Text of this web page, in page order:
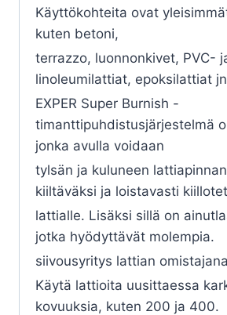
Käyttökohteita ovat
kuten betoni,
terrazzo, luonnonkivet, PVC-
linoleumilattiat, epoksilattiat
EXPER Super Burnish -
timanttipuhdistusjärjestelmä
jonka avulla voidaan
tylsän ja kuluneen
kiiltäväksi ja loistavasti
lattialle. Lisäksi sillä on
jotka hyödyttävät molempia.
siivousyritys lattian
Käytä lattioita uusittaessa
kovuuksia, kuten 200 ja 400.